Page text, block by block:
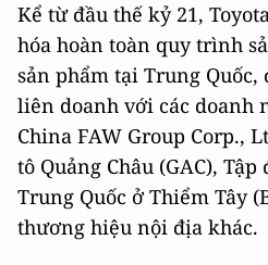
Kể từ đầu thế kỷ 21,
hóa hoàn toàn quy trình
sản phẩm tại Trung
liên doanh với các doanh
China FAW Group Corp.,
tô Quảng Châu (GAC),
Trung Quốc ở Thiểm Tây
thương hiệu nội địa khác.